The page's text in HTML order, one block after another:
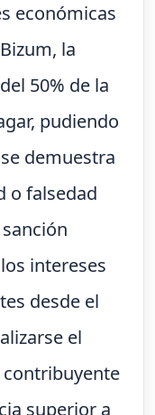
económicas
la
50% de la
pudiendo
demuestra
o falsedad
intereses
desde el
el
superior a